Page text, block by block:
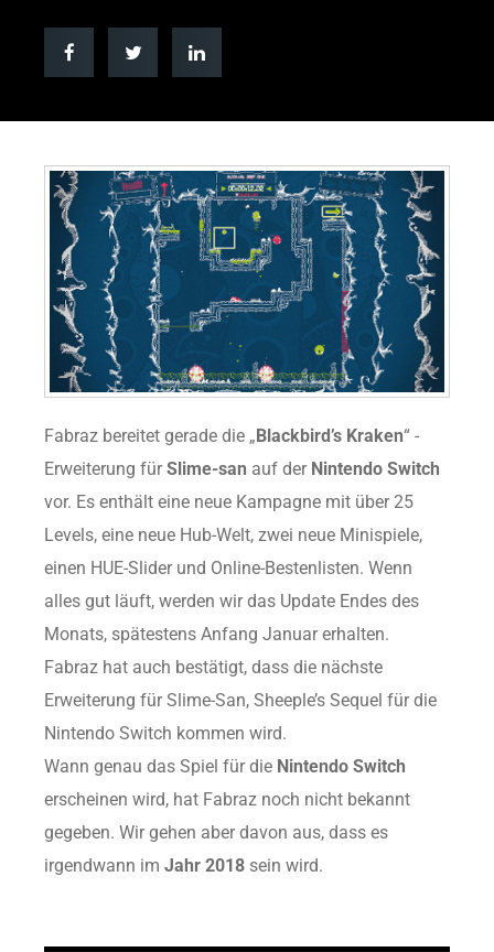
Fabraz bereitet gerade die „ Blackbird’s Kraken“ -
Erweiterung fürSlime-san auf der Nintendo Switch
vor. Es enthält eine neue Kampagne mit über 25
Levels, eine neue Hub-Welt, zwei neue Minispiele,
einen HUE-Slider und Online-Bestenlisten. Wenn
alles gut läuft, werden wir das Update Endes des
Monats, spätestens Anfang Januar erhalten.
Fabraz hat auch bestätigt, dass die nächste
Erweiterung für Slime-San, Sheeple’s Sequel für die
Nintendo Switch kommen wird.
Wann genau das Spiel für die Nintendo Switch
erscheinen wird, hat Fabraz noch nicht bekannt
gegeben. Wir gehen aber davon aus, dass es
irgendwann im Jahr 2018 sein wird.